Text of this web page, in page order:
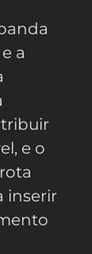
a
e o
inserir